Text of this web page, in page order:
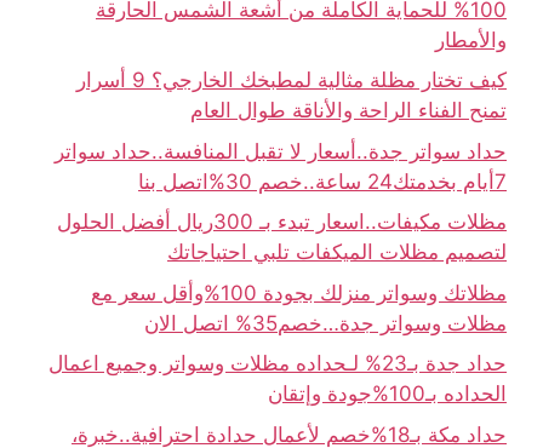
100% للحماية الكاملة من أشعة الشمس الحارقة
والأمطار
كيف تختار مظلة مثالية لمطبخك الخارجي؟ 9 أسرار
تمنح الفناء الراحة والأناقة طوال العام
حداد سواتر جدة..أسعار لا تقبل المنافسة..حداد سواتر
7أيام بخدمتك24 ساعة..خصم 30%اتصل بنا
مظلات مكيفات..اسعار تبدء بـ 300ريال أفضل الحلول
لتصميم مظلات الميكفات تلبي احتياجاتك
مظلاتك وسواتر منزلك بجودة 100%وأقل سعر مع
مظلات وسواتر جدة…خصم35% اتصل الان
حداد جدة بـ23% لـحداده مظلات وسواتر وجميع اعمال
الحداده بـ100%جودة وإتقان
حداد مكة بـ18%خصم لأعمال حدادة احترافية..خبرة،